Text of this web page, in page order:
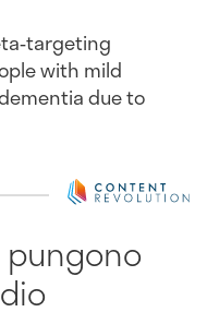
with mild
due to
pungono